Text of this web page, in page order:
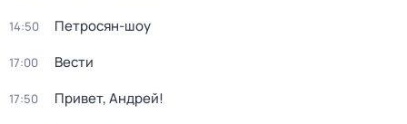
14:50 Петросян-шоу
17:00 Вести
17:50 Привет, Андрей!